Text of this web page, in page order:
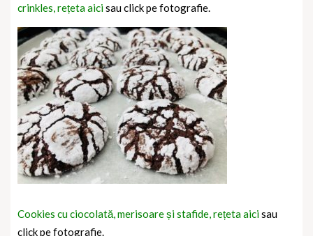
crinkles, rețeta aicisau click pe fotografie.
Cookies cu ciocolată, merisoare și stafide, rețeta aicisau
click pe fotografie.